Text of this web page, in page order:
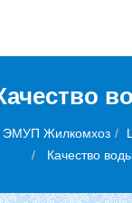
ЭМУП Жилкомхоз
Качество воды